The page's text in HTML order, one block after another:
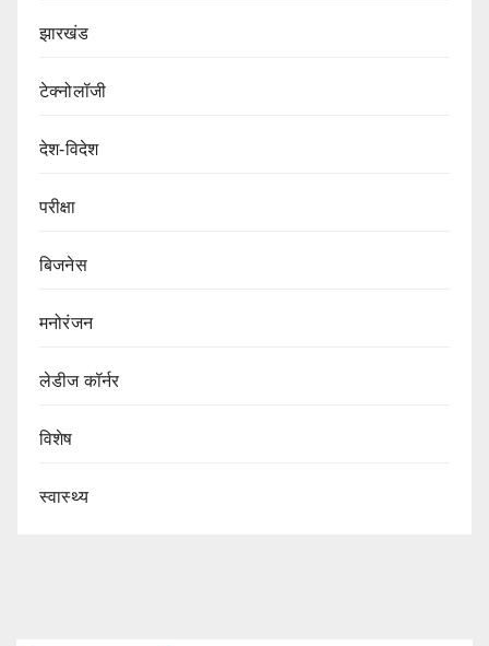
झारखंड
टेक्नोलॉजी
देश-विदेश
परीक्षा
बिजनेस
मनोरंजन
लेडीज कॉर्नर
विशेष
स्वास्थ्य